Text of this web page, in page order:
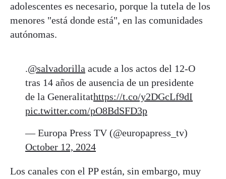
adolescentes es necesario, porque la tutela de los
menores "está donde está", en las comunidades
autónomas.
.@salvadorilla acude a los actos del 12-O
tras 14 años de ausencia de un presidente
de la Generalitathttps://t.co/y2DGcLf9dI
pic.twitter.com/pO8BdSFD3p
— Europa Press TV (@europapress_tv)
October 12, 2024
Los canales con el PP están, sin embargo, muy